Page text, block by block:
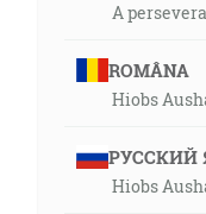
A
ROMÂNA
Hiobs
РУССКИЙ
Hiobs